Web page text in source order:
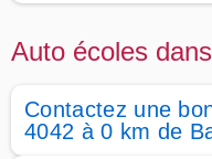
Auto écoles
Contactez une
4042 à 0 km de